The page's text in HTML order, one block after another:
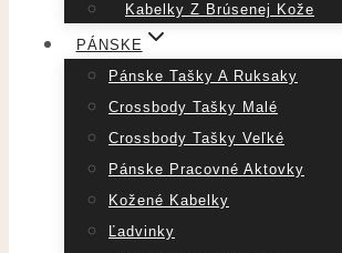
Kabelky Z Brúsenej Kože
PÁNSKE
Pánske Tašky A Ruksaky
Crossbody Tašky Malé
Crossbody Tašky Veľké
Pánske Pracovné Aktovky
Kožené Kabelky
Ľadvinky